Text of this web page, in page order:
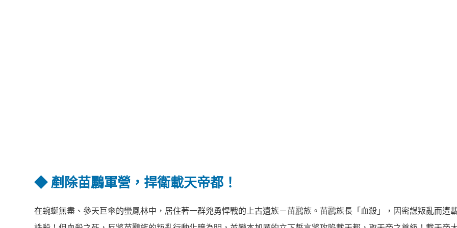
◆ 剷除苗鸝軍營，捍衛載天帝都！
在蜿蜒無盡、參天巨傘的蠻鳳林中，居住著一群兇勇悍戰的上古遺族－苗鸝族。苗鸝族長「血殺」，因密謀叛亂而遭